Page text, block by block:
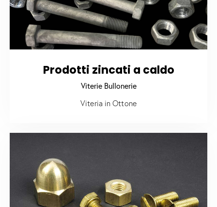
Prodotti zincati a caldo
Viterie Bullonerie
Viteria in Ottone